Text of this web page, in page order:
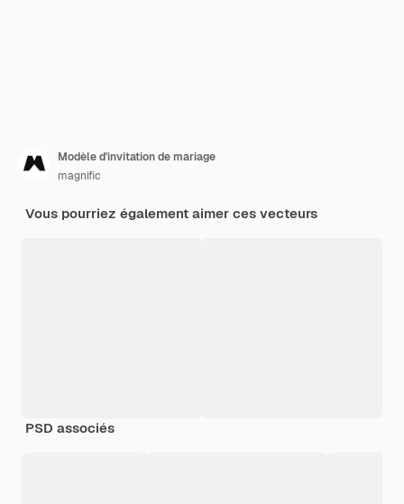
Modèle d'invitation de mariage
magnific
Vous pourriez également aimer ces vecteurs
PSD associés